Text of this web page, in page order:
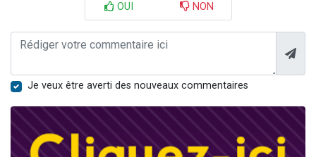
OUI NON
Je veux être averti des nouveaux commentaires